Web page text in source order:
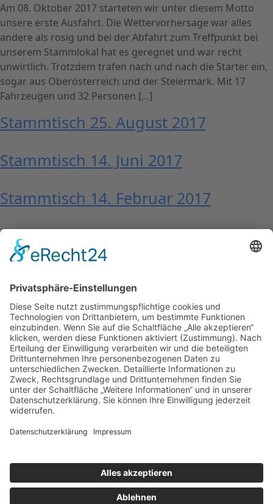
Am 08. Oktober 2017 starteten wir unter diesem Motto
unsere erste Ausfahrt. Die Wettervorhersage war alles
andere als rosig und bei der Abfahrt zum Treffpunkt bei
unserem Stammlokal hat es geregnet und war recht
unwirtlich. Trotzdem trafen nach und nach die Starter ein,
sogar aus Oberösterreich und der Steiermark. Mit 17
Fahrzeugen und 32 Personen […]
Stammtisch 25. August 2017
Stammtisch 14. Juni 2017
Stammtisch 14. Februar 2017
←
Kontakt
Impressum
Mitgliederbereich
Facebook
Instagram
Umsetzung:DOUBLE-A-DESIGN
Kontakt
Impressum
Datenschutzerklärung
Mitgliederbereich
Umsetzung:
Suche